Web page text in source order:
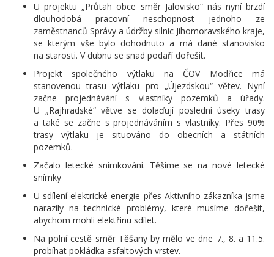
U projektu „Průtah obce směr Jalovisko“ nás nyní brzdí
dlouhodobá pracovní neschopnost jednoho ze
zaměstnanců Správy a údržby silnic Jihomoravského kraje,
se kterým vše bylo dohodnuto a má dané stanovisko
na starosti. V dubnu se snad podaří dořešit.
Projekt společného výtlaku na ČOV Modřice má
stanovenou trasu výtlaku pro „Újezdskou“ větev. Nyní
začne projednávání s vlastníky pozemků a úřady.
U „Rajhradské“ větve se dolaďují poslední úseky trasy
a také se začne s projednáváním s vlastníky. Přes 90%
trasy výtlaku je situováno do obecních a státních
pozemků.
Začalo letecké snímkování. Těšíme se na nové letecké
snímky
U sdílení elektrické energie přes Aktivního zákazníka jsme
narazily na technické problémy, které musíme dořešit,
abychom mohli elektřinu sdílet.
Na polní cestě směr Těšany by mělo ve dne 7., 8. a 11.5.
probíhat pokládka asfaltových vrstev.